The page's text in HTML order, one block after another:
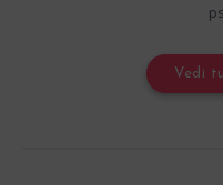
Vedi